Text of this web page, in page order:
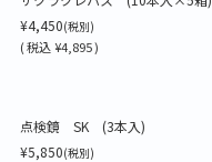
¥4,450(税別)
(税込¥4,895 )
点検鏡 SK (3本入)
¥5,850(税別)